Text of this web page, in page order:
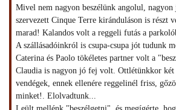
Mivel nem nagyon beszélünk angolul,
szervezett Cinque Terre kiránduláson is részt
marad! Kalandos volt a reggeli futás a
A szállásadóinkról is csupa-csupa jót tudunk
Caterina és Paolo tökéletes partner volt a
Claudia is nagyon jó fej volt. Ottlétünkkor
vendégek, ennek ellenére reggelinél friss,
minket!. Elolvadtunk...